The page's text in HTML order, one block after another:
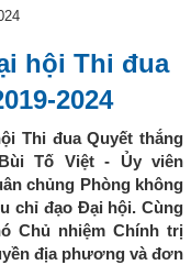
hội Thi đua
2024
Thi đua Quyết thắng
Tố Việt - Ủy viên
chủng Phòng không
chỉ đạo Đại hội. Cùng
Chủ nhiệm Chính trị
địa phương và đơn